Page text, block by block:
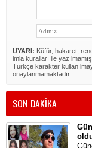
UYARI: Küfür, hakaret,
imla kuralları ile yazılmamış,
Türkçe karakter
onaylanmamaktadır.
SON DAKİKA